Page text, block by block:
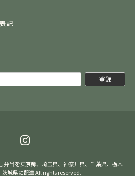
記
登録
当を東京都、埼玉県、神奈川県、千葉県、栃木
茨城県に配達 All rights reserved.